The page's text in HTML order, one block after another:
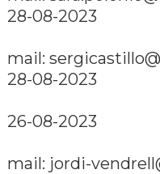
28-08-2023
mail:
28-08-2023
26-08-2023
mail: jordi-